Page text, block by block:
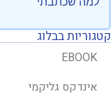
קטגוריות בבלוג
EBOOK
אינדקס גליקמי